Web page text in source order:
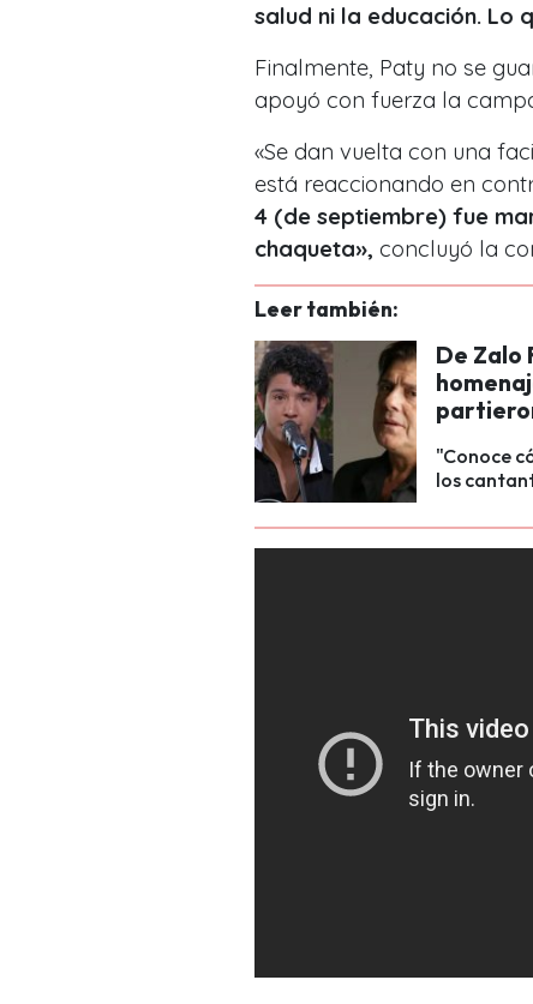
salud ni la educación. Lo
Finalmente, Paty no se
apoyó con fuerza la
«Se dan vuelta con una
está reaccionando en
4 (de septiembre) fue
chaqueta», concluyó la
Leer también:
De Zalo
"Conoce
los